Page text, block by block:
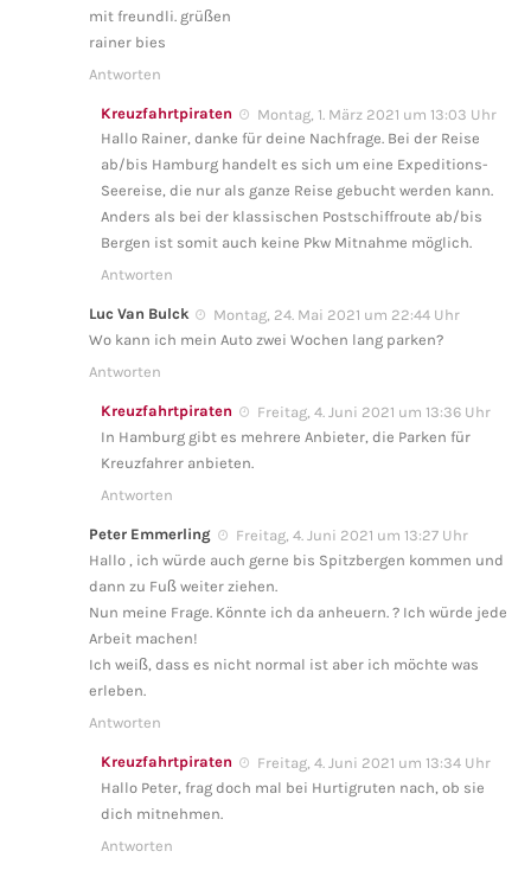
mit freundli. grüßen
rainer bies
Antworten
Kreuzfahrtpiraten
Montag, 1. März 2021 um 13:03 Uhr
Hallo Rainer, danke für deine Nachfrage. Bei der Reise
ab/bis Hamburg handelt es sich um eine Expeditions-
Seereise, die nur als ganze Reise gebucht werden kann.
Anders als bei der klassischen Postschiffroute ab/bis
Bergen ist somit auch keine Pkw Mitnahme möglich.
Antworten
Luc Van Bulck
Montag, 24. Mai 2021 um 22:44 Uhr
Wo kann ich mein Auto zwei Wochen lang parken?
Antworten
Kreuzfahrtpiraten
Freitag, 4. Juni 2021 um 13:36 Uhr
In Hamburg gibt es mehrere Anbieter, die Parken für
Kreuzfahrer anbieten.
Antworten
Peter Emmerling
Freitag, 4. Juni 2021 um 13:27 Uhr
Hallo , ich würde auch gerne bis Spitzbergen kommen und
dann zu Fuß weiter ziehen.
Nun meine Frage. Könnte ich da anheuern. ? Ich würde jede
Arbeit machen!
Ich weiß, dass es nicht normal ist aber ich möchte was
erleben.
Antworten
Kreuzfahrtpiraten
Freitag, 4. Juni 2021 um 13:34 Uhr
Hallo Peter, frag doch mal bei Hurtigruten nach, ob sie
dich mitnehmen.
Antworten